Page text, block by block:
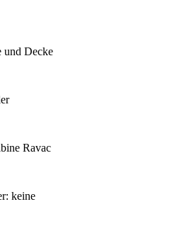
und Decke
Ravac
keine